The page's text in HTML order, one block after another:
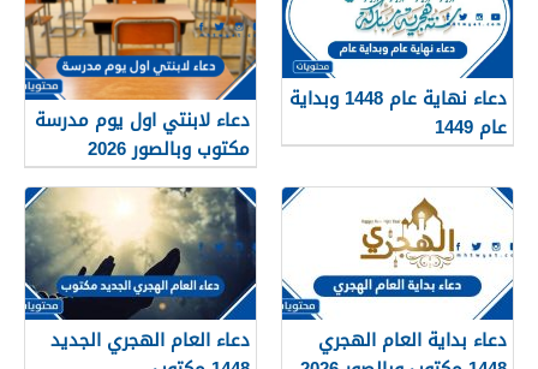
دعاء نهاية عام 1448 وبداية
عام 1449
دعاء لابنتي اول يوم مدرسة
مكتوب وبالصور 2026
دعاء بداية العام الهجري
دعاء العام الهجري الجديد